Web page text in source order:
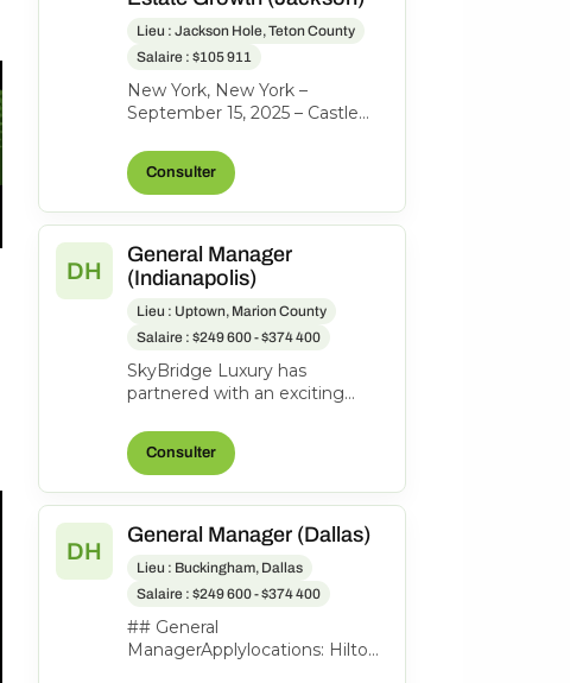
Lieu : Jackson Hole, Teton County
Salaire : $105 911
New York, New York –
September 15, 2025 – Castle
or “CPH”), the investment firm
behind...
Consulter
DH
General Manager
(Indianapolis)
Lieu : Uptown, Marion County
Salaire : $249 600 - $374 400
SkyBridge Luxury has
partnered with an exciting
exceptional General Manager
to lead th...
Consulter
DH
General Manager (Dallas)
Lieu : Buckingham, Dallas
Salaire : $249 600 - $374 400
## General
ManagerApplylocations: Hilton